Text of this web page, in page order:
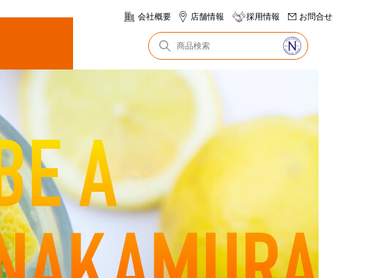
会社概要 店舗情報 採用情報 お問合せ